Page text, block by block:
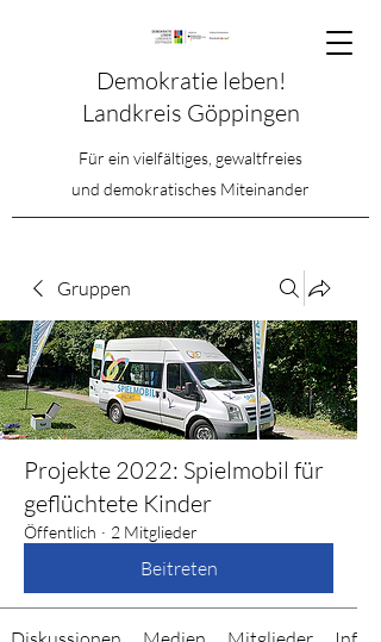
Demokratie leben!
Landkreis Göppingen
Für ein vielfältiges, gewaltfreies
und demokratisches Miteinander
Gruppen
Projekte 2022: Spielmobil für
geflüchtete Kinder
Öffentlich · 2 Mitglieder
Beitreten